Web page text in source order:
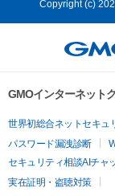
Copyright (c)
GMOインターネット
世界初総合ネットセキュ
パスワード漏洩診断
セキュリティ相談AIチャ
実在証明・盗聴対策